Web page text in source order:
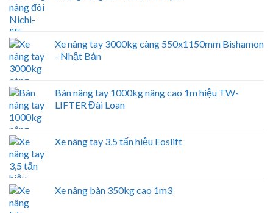
Xe nâng tay 3000kg càng 550x1150mm Bishamon
- Nhật Bản
Bàn nâng tay 1000kg nâng cao 1m hiệu TW-
LIFTER Đài Loan
Xe nâng tay 3,5 tấn hiệu Eoslift
Xe nâng bàn 350kg cao 1m3